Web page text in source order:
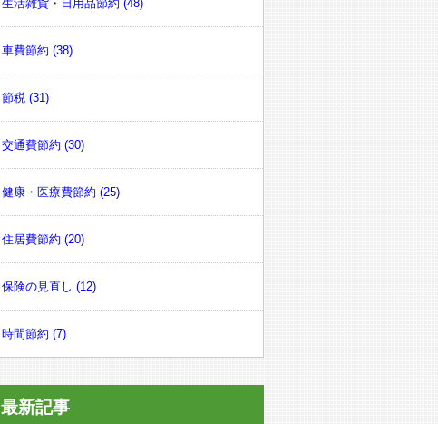
生活雑貨・日用品節約 (48)
車費節約 (38)
節税 (31)
交通費節約 (30)
健康・医療費節約 (25)
住居費節約 (20)
保険の見直し (12)
時間節約 (7)
最新記事